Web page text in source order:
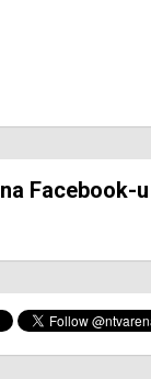
Facebook-u